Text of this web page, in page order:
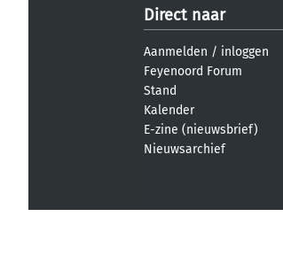
Direct naar
Aanmelden / inloggen
Feyenoord Forum
Stand
Kalender
E-zine (nieuwsbrief)
Nieuwsarchief